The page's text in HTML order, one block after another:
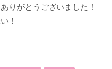
りがとうございました！
！